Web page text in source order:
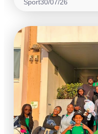
Sport30/07/26